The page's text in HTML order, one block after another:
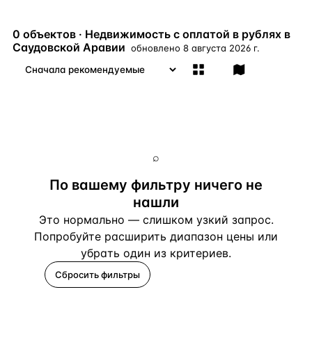
ЧАСТО ИЩУТ
Турция Россия Испания Кипр Таиланд
0 объектов · Недвижимость с оплатой в рублях в
Саудовской Аравии обновлено 8 августа 2026 г.
⌕
По вашему фильтру ничего не
нашли
Это нормально — слишком узкий запрос.
Попробуйте расширить диапазон цены или
убрать один из критериев.
Сбросить фильтры